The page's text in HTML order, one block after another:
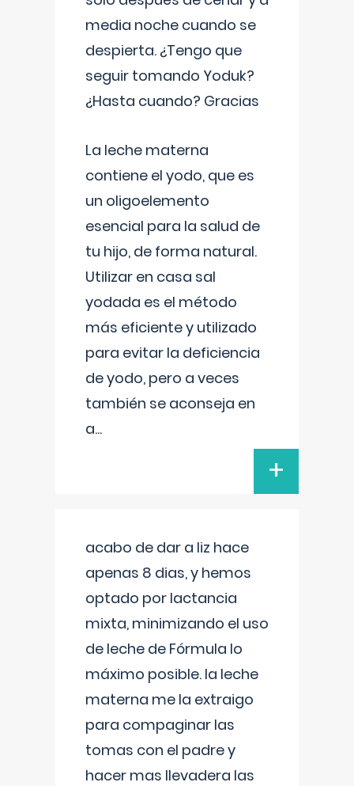
media noche cuando se
despierta. ¿Tengo que
seguir tomando Yoduk?
¿Hasta cuando? Gracias
La leche materna
contiene el yodo, que es
un oligoelemento
esencial para la salud de
tu hijo, de forma natural.
Utilizar en casa sal
yodada es el método
más eficiente y utilizado
para evitar la deficiencia
de yodo, pero a veces
también se aconseja en
a...
+
acabo de dar a liz hace
apenas 8 dias, y hemos
optado por lactancia
mixta, minimizando el uso
de leche de Fórmula lo
máximo posible. la leche
materna me la extraigo
para compaginar las
tomas con el padre y
hacer mas llevadera las